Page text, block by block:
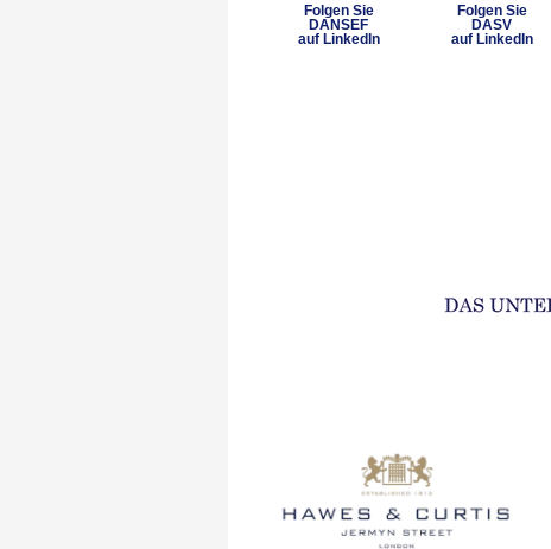
Folgen Sie
DANSEF
auf LinkedIn
Folgen Sie
DASV
auf LinkedIn